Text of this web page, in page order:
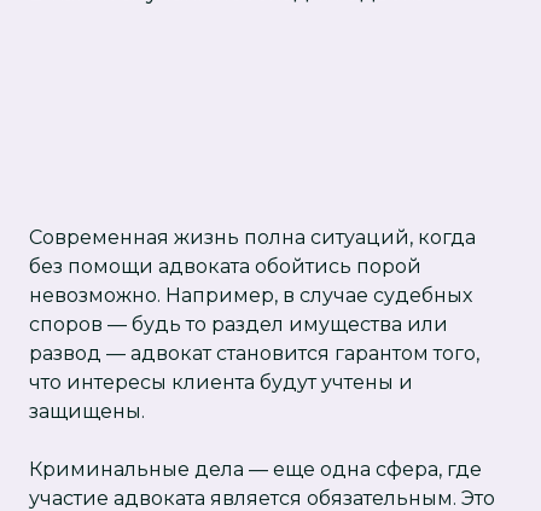
Современная жизнь полна ситуаций, когда
без помощи адвоката обойтись порой
невозможно. Например, в случае судебных
споров — будь то раздел имущества или
развод — адвокат становится гарантом того,
что интересы клиента будут учтены и
защищены.
Криминальные дела — еще одна сфера, где
участие адвоката является обязательным. Это